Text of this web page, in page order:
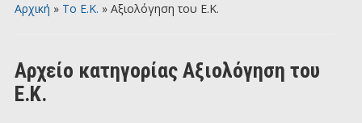
Αρχική » Το Ε.Κ. » Αξιολόγηση του Ε.Κ.
Αρχείο κατηγορίας Αξιολόγηση του
Ε.Κ.